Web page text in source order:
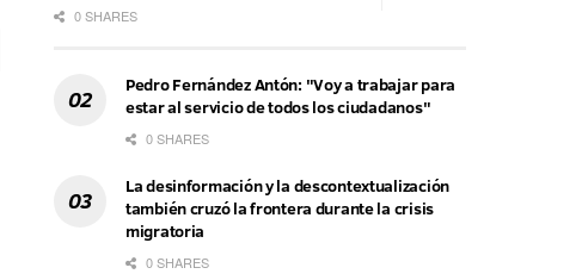
0 SHARES
Pedro Fernández Antón: "Voy a trabajar para
estar al servicio de todos los ciudadanos"
0 SHARES
La desinformación y la descontextualización
también cruzó la frontera durante la crisis
migratoria
0 SHARES